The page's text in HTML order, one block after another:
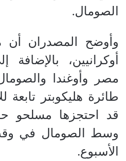
الصومال.
أوكرانيين،
مصر وأوغندا
طائرة هليكوبتر تابعة
قد احتجزها مسلحو
وسط الصومال في
الأسبوع.